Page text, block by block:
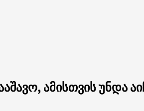
ამისთვის უნდა